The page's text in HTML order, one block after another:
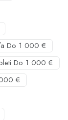
Do 1 000 €
Do 1 000 €
€